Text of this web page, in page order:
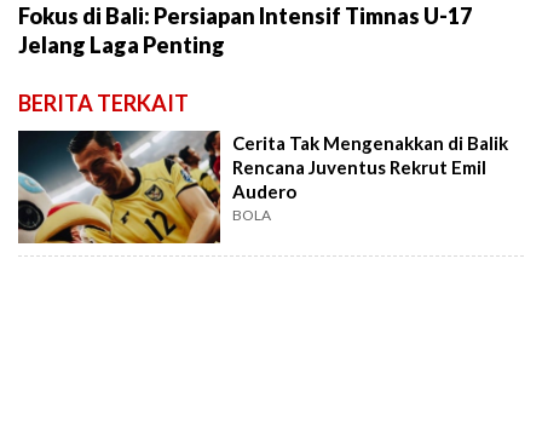
Fokus di Bali: Persiapan Intensif Timnas U-17
Jelang Laga Penting
BERITA TERKAIT
Cerita Tak Mengenakkan di Balik
Rencana Juventus Rekrut Emil
Audero
BOLA